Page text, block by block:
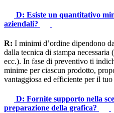
D: Esiste un quantitativo
aziendali?
R: I minimi d’ordine dipendono
dalla tecnica di stampa
ecc.). In fase di preventivo ti
minime per ciascun prodotto,
vantaggiosa ed efficiente per il
D: Fornite supporto nella
preparazione della grafica?